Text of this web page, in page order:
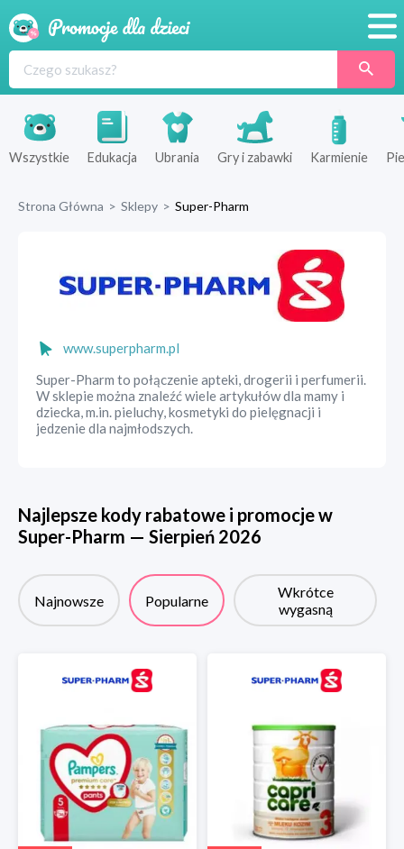
Produkty
Sklepy
Wszystkie Edukacja Ubrania Gry i zabawki Karmienie
Strona Główna > Sklepy > Super-Pharm
www.superpharm.pl
Super-Pharm to połączenie apteki, drogerii i perfumerii.
W sklepie można znaleźć wiele artykułów dla mamy i
dziecka, m.in. pieluchy, kosmetyki do pielęgnacji i
jedzenie dla najmłodszych.
Najlepsze kody rabatowe i promocje w
Super-Pharm — Sierpień 2026
Najnowsze Popularne
Wkrótce
wygasną